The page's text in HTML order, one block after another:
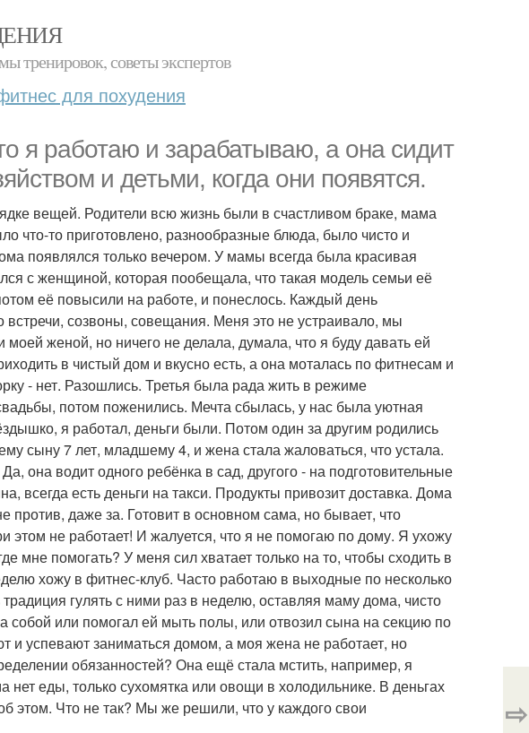
тренировок, советы экспертов
для похудения
я работаю и зарабатываю, а она сидит
и детьми, когда они появятся.
вещей. Родители всю жизнь были в счастливом браке, мама
что-то приготовлено, разнообразные блюда, было чисто и
появлялся только вечером. У мамы всегда была красивая
с женщиной, которая пообещала, что такая модель семьи её
её повысили на работе, и понеслось. Каждый день
созвоны, совещания. Меня это не устраивало, мы
женой, но ничего не делала, думала, что я буду давать ей
в чистый дом и вкусно есть, а она моталась по фитнесам и
- нет. Разошлись. Третья была рада жить в режиме
потом поженились. Мечта сбылась, у нас была уютная
я работал, деньги были. Потом один за другим родились
сыну 7 лет, младшему 4, и жена стала жаловаться, что устала.
она водит одного ребёнка в сад, другого - на подготовительные
всегда есть деньги на такси. Продукты привозит доставка. Дома
против, даже за. Готовит в основном сама, но бывает, что
этом не работает! И жалуется, что я не помогаю по дому. Я ухожу
мне помогать? У меня сил хватает только на то, чтобы сходить в
хожу в фитнес-клуб. Часто работаю в выходные по несколько
гулять с ними раз в неделю, оставляя маму дома, чисто
собой или помогал ей мыть полы, или отвозил сына на секцию по
успевают заниматься домом, а моя жена не работает, но
обязанностей? Она ещё стала мстить, например, я
еды, только сухомятка или овощи в холодильнике. В деньгах
этом. Что не так? Мы же решили, что у каждого свои
⇨